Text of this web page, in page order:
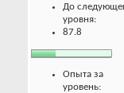
До
уровня:
87.8
Опыта за
уровень: